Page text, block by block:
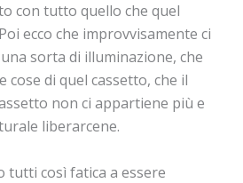
con tutto quello che quel
ecco che improvvisamente ci
sorta di illuminazione, che
cose di quel cassetto, che il
non ci appartiene più e
liberarcene.
tutti così fatica a essere